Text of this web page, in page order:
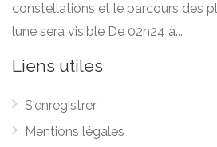
constellations et le parcours des
lune sera visible De 02h24 à...
Liens utiles
S'enregistrer
Mentions légales